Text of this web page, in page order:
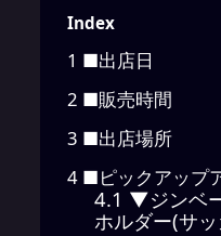
Index
1 ■出店日
2 ■販売時間
3 ■出店場所
4 ■ピックアップ
4.1 ▼ジンベ
ホルダー(サ